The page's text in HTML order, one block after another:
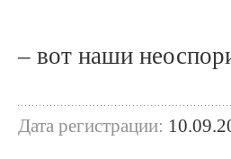
– вот наши
Дата регистрации: